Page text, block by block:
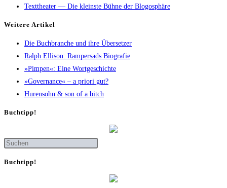
Texttheater — Die kleinste Bühne der Blogosphäre
Wei­te­re Artikel
Die Buch­bran­che und ihre Übersetzer
Ralph Elli­son: Ram­pers­ads Biografie
»Pim­pen«: Eine Wortgeschichte
»Gover­nan­ce« – a prio­ri gut?
Huren­sohn & son of a bitch
Buch­tipp!
Buch­tipp!